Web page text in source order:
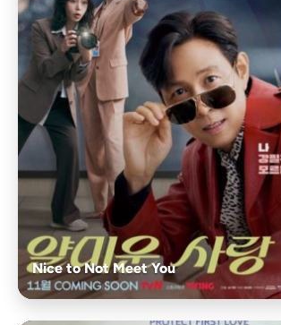
Nice to Not Meet You